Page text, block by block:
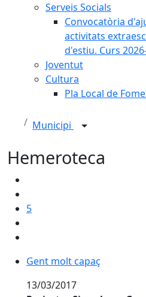
Serveis Socials
Convocatòria
activitats
d'estiu. Curs
Joventut
Cultura
Pla Local de
Municipi
Hemeroteca
5
Gent molt capaç
Gent molt capaç
13/03/2017